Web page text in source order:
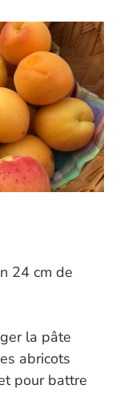
24 cm de
la pâte
abricots
pour battre